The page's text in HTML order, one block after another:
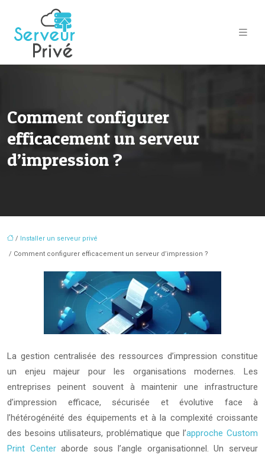
Comment configurer
efficacement un serveur
d’impression ?
/ Installer un serveur privé
/ Comment configurer efficacement un serveur d’impression ?
La gestion centralisée des ressources d’impression constitue
un enjeu majeur pour les organisations modernes. Les
entreprises peinent souvent à maintenir une infrastructure
d’impression efficace, sécurisée et évolutive face à
l’hétérogénéité des équipements et à la complexité croissante
des besoins utilisateurs, problématique que l’approche Custom
Print Centeraborde sous l’angle organisationnel. Un serveur